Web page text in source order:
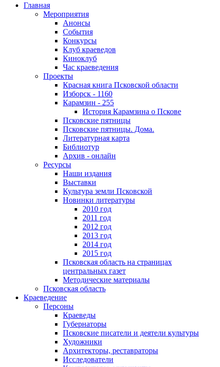
Главная
Мероприятия
Анонсы
События
Конкурсы
Клуб краеведов
Киноклуб
Час краеведения
Проекты
Красная книга Псковской области
Изборск - 1160
Карамзин - 255
История Карамзина о Пскове
Псковские пятницы
Псковские пятницы. Дома.
Литературная карта
Библиотур
Архив - онлайн
Ресурсы
Наши издания
Выставки
Культура земли Псковской
Новинки литературы
2010 год
2011 год
2012 год
2013 год
2014 год
2015 год
Псковская область на страницах
центральных газет
Методические материалы
Псковская область
Краеведение
Персоны
Краеведы
Губернаторы
Псковские писатели и деятели культуры
Художники
Архитекторы, реставраторы
Исследователи